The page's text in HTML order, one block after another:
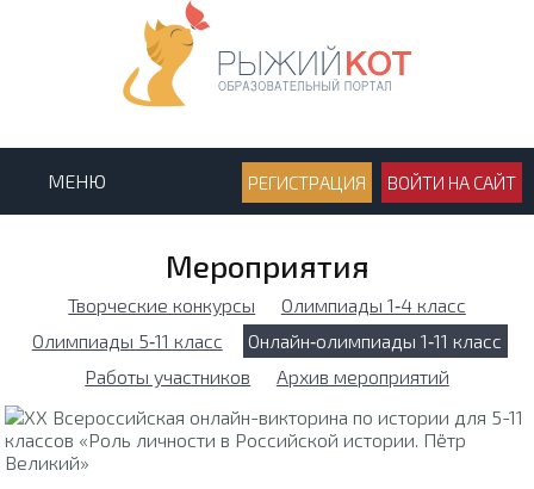
МЕНЮ РЕГИСТРАЦИЯ ВОЙТИ НА САЙТ
Мероприятия
Творческие конкурсы
Олимпиады 1‑4 класс
Олимпиады 5‑11 класс
Онлайн‑олимпиады 1‑11 класс
Работы участников
Архив мероприятий